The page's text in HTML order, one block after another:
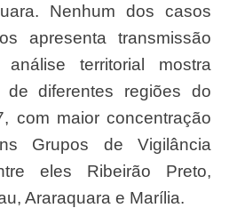
Nenhum dos casos
apresenta transmissão
territorial mostra
diferentes regiões do
com maior concentração
Grupos de Vigilância
eles Ribeirão Preto,
Araraquara e Marília.